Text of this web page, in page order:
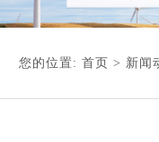
您的位置: 首页 > 新闻